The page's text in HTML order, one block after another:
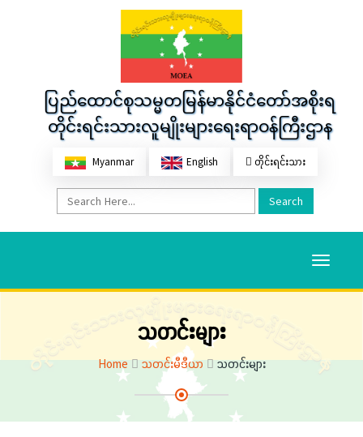
ပြည်ထောင်စုသမ္မတမြန်မာနိုင်ငံတော်အစိုးရ
တိုင်းရင်းသားလူမျိုးများရေးရာဝန်ကြီးဌာန
Myanmar English တိုင်းရင်းသား
Search
Toggle
သတင်းများ
Home သတင်းမီဒီယာ သတင်းများ